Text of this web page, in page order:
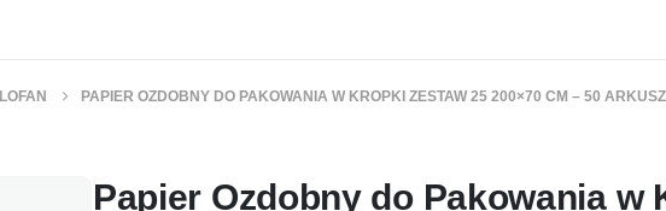
PAPIER OZDOBNY DO PAKOWANIA W KROPKI ZESTAW 25 200×70 CM – 50
Papier Ozdobny do Pakowania w